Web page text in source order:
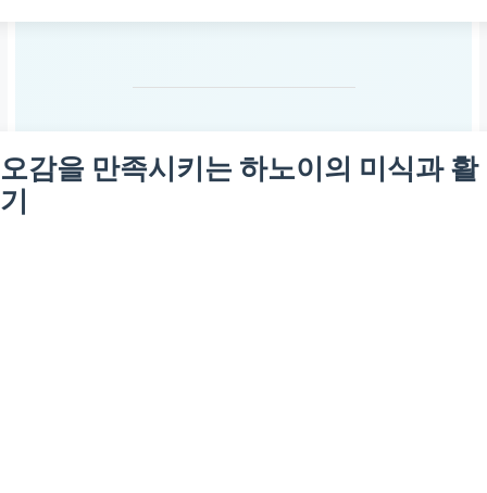
오감을 만족시키는 하노이의 미식과 활
기